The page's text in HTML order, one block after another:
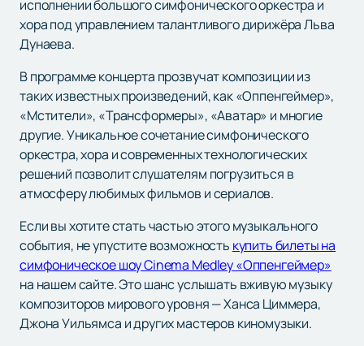
исполнении большого симфонического оркестра и
хора под управлением талантливого дирижёра Льва
Дунаева.
В программе концерта прозвучат композиции из
таких известных произведений, как «Оппенгеймер»,
«Мстители», «Трансформеры», «Аватар» и многие
другие. Уникальное сочетание симфонического
оркестра, хора и современных технологических
решений позволит слушателям погрузиться в
атмосферу любимых фильмов и сериалов.
Если вы хотите стать частью этого музыкального
события, не упустите возможность купить билеты на
симфоническое шоу Cinema Medley «Оппенгеймер»
на нашем сайте. Это шанс услышать вживую музыку
композиторов мирового уровня — Ханса Циммера,
Джона Уильямса и других мастеров киномузыки.